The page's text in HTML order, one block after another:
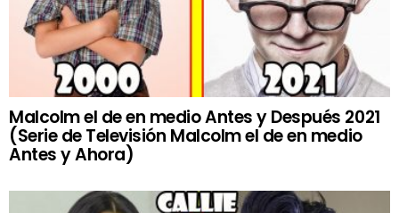
Malcolm el de en medio Antes y Después 2021
(Serie de Televisión Malcolm el de en medio
Antes y Ahora)